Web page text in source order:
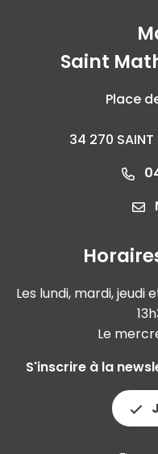
Saint
Place
34 270 SAINT
Les lundi, mardi, jeudi
Le
S'inscrire à la